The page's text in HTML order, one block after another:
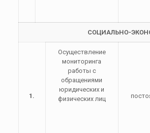
СОЦИАЛЬНО-
1.
Осуществление
мониторинга
работы с
обращениями
юридических и
физических лиц